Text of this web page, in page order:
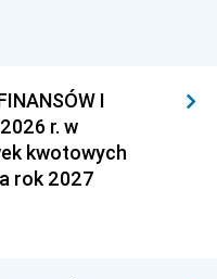
I
r. w
kwotowych
rok 2027